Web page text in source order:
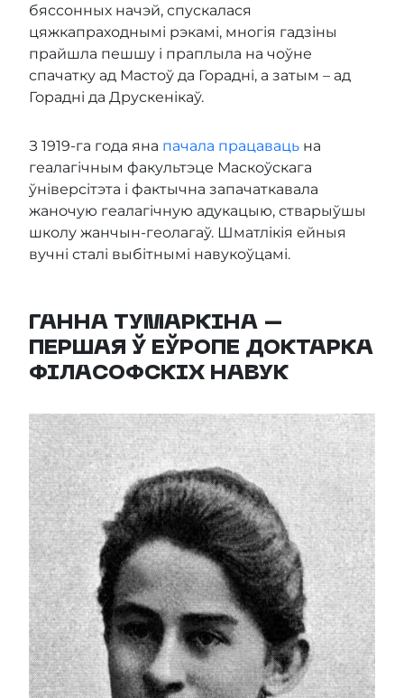
бяссонных начэй, спускалася
цяжкапраходнымі рэкамі, многія гадзіны
прайшла пешшу і праплыла на чоўне
спачатку ад Мастоў да Горадні, а затым – ад
Горадні да Друскенікаў.
З 1919-га года яна пачала працаваць на
геалагічным факультэце Маскоўскага
ўніверсітэта і фактычна запачаткавала
жаночую геалагічную адукацыю, стварыўшы
школу жанчын-геолагаў. Шматлікія ейныя
вучні сталі выбітнымі навукоўцамі.
ГАННА ТУМАРКІНА –
ПЕРШАЯ Ў ЕЎРОПЕ ДОКТАРКА
ФІЛАСОФСКІХ НАВУК